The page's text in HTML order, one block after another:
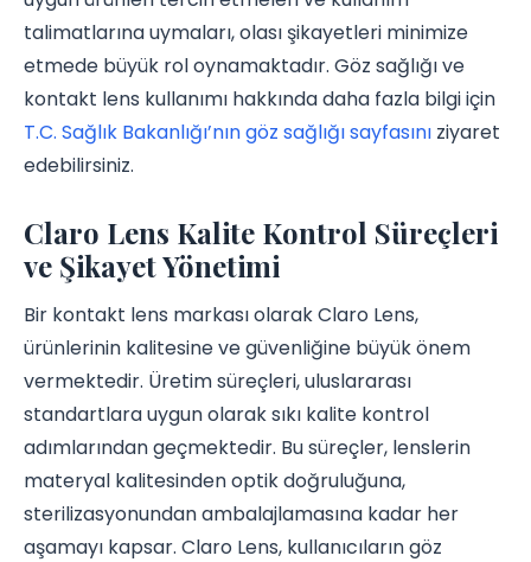
talimatlarına uymaları, olası şikayetleri minimize
etmede büyük rol oynamaktadır. Göz sağlığı ve
kontakt lens kullanımı hakkında daha fazla bilgi için
T.C. Sağlık Bakanlığı’nın göz sağlığı sayfasını ziyaret
edebilirsiniz.
Claro Lens Kalite Kontrol Süreçleri
ve Şikayet Yönetimi
Bir kontakt lens markası olarak Claro Lens,
ürünlerinin kalitesine ve güvenliğine büyük önem
vermektedir. Üretim süreçleri, uluslararası
standartlara uygun olarak sıkı kalite kontrol
adımlarından geçmektedir. Bu süreçler, lenslerin
materyal kalitesinden optik doğruluğuna,
sterilizasyonundan ambalajlamasına kadar her
aşamayı kapsar. Claro Lens, kullanıcıların göz